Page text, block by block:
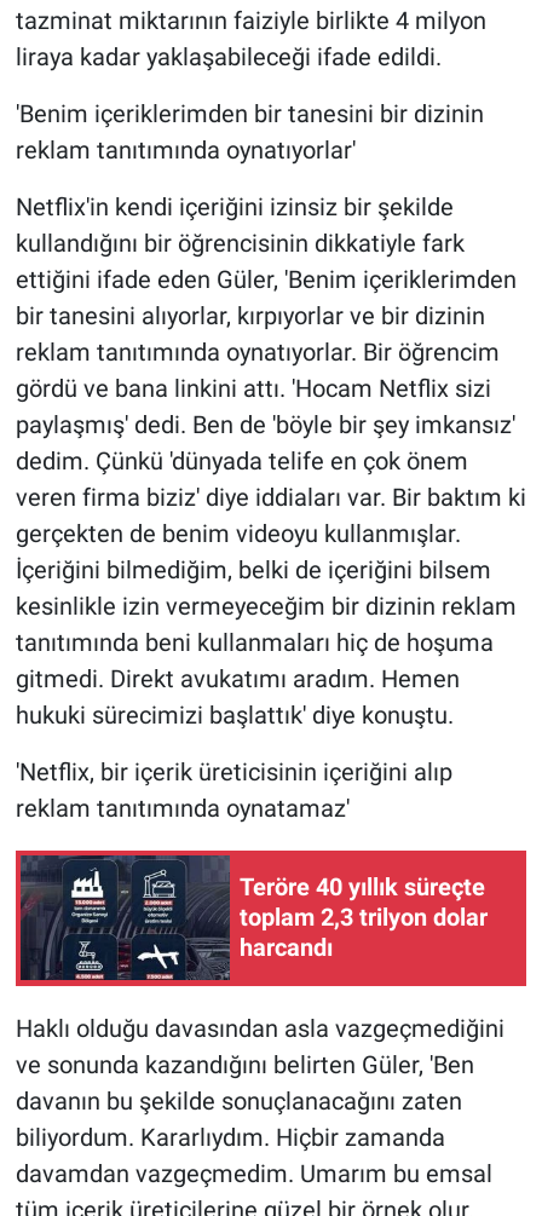
tazminat miktarının faiziyle birlikte 4 milyon
liraya kadar yaklaşabileceği ifade edildi.
'Benim içeriklerimden bir tanesini bir dizinin
reklam tanıtımında oynatıyorlar'
Netflix'in kendi içeriğini izinsiz bir şekilde
kullandığını bir öğrencisinin dikkatiyle fark
ettiğini ifade eden Güler, 'Benim içeriklerimden
bir tanesini alıyorlar, kırpıyorlar ve bir dizinin
reklam tanıtımında oynatıyorlar. Bir öğrencim
gördü ve bana linkini attı. 'Hocam Netflix sizi
paylaşmış' dedi. Ben de 'böyle bir şey imkansız'
dedim. Çünkü 'dünyada telife en çok önem
veren firma biziz' diye iddiaları var. Bir baktım ki
gerçekten de benim videoyu kullanmışlar.
İçeriğini bilmediğim, belki de içeriğini bilsem
kesinlikle izin vermeyeceğim bir dizinin reklam
tanıtımında beni kullanmaları hiç de hoşuma
gitmedi. Direkt avukatımı aradım. Hemen
hukuki sürecimizi başlattık' diye konuştu.
'Netflix, bir içerik üreticisinin içeriğini alıp
reklam tanıtımında oynatamaz'
Teröre 40 yıllık süreçte
toplam 2,3 trilyon dolar
harcandı
Haklı olduğu davasından asla vazgeçmediğini
ve sonunda kazandığını belirten Güler, 'Ben
davanın bu şekilde sonuçlanacağını zaten
biliyordum. Kararlıydım. Hiçbir zamanda
davamdan vazgeçmedim. Umarım bu emsal
tüm içerik üreticilerine güzel bir örnek olur.